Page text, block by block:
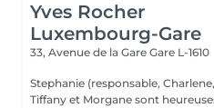
Yves Rocher
Luxembourg-Gare
33, Avenue de la Gare Gare L-1610
Stephanie (responsable,
Tiffany et Morgane sont